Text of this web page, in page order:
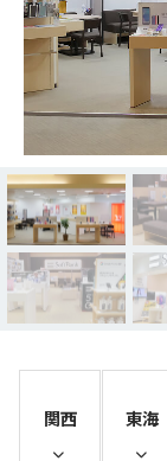
関西 東海